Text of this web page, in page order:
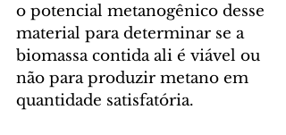
o potencial metanogênico desse
material para determinar se a
biomassa contida ali é viável ou
não para produzir metano em
quantidade satisfatória.